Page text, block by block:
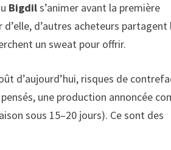
Bigdils’animer avant la première
d’autres acheteurs partagent
un sweat pour offrir.
d’aujourd’hui, risques de
une production annoncée
sous 15–20 jours). Ce sont des